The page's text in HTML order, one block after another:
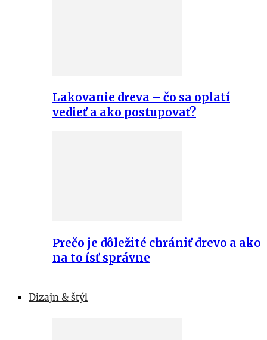
Lakovanie dreva – čo sa oplatí
vedieť a ako postupovať?
Prečo je dôležité chrániť drevo a ako
na to ísť správne
Dizajn & štýl